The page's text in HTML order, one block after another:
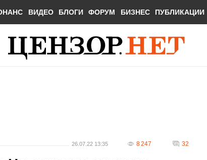
ВИДЕО БЛОГИ ФОРУМ БИЗНЕС ПУБЛИКАЦИИ
26.07.22 13:35 8 247 32